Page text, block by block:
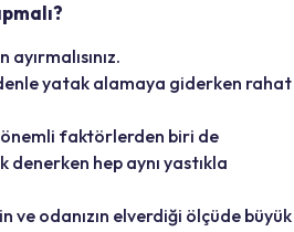
yatak alamaya giderken rahat
faktörlerden biri de
denerken hep aynı yastıkla
ve odanızın elverdiği ölçüde büyük